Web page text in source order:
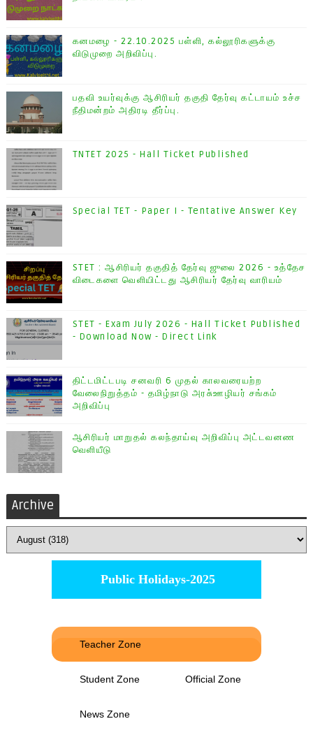
கனமழை - 22.10.2025 பள்ளி, கல்லூரிகளுக்கு
விடுமுறை அறிவிப்பு.
பதவி உயர்வுக்கு ஆசிரியர் தகுதி தேர்வு கட்டாயம் உச்ச
நீதிமன்றம் அதிரடி தீர்ப்பு.
TNTET 2025 - Hall Ticket Published
Special TET - Paper I - Tentative Answer Key
STET : ஆசிரியர் தகுதித் தேர்வு ஜுலை 2026 - உத்தேச
விடைகளை வெளியிட்டது ஆசிரியர் தேர்வு வாரியம்
STET - Exam July 2026 - Hall Ticket Published
- Download Now - Direct Link
திட்டமிட்டபடி சனவரி 6 முதல் காலவரையற்ற
வேலைநிறுத்தம் - தமிழ்நாடு அரசு்ஊழியர் சங்கம்
அறிவிப்பு
ஆசிரியர் மாறுதல் கலந்தாய்வு அறிவிப்பு அட்டவனண
வெளியீடு
Archive
Public Holidays-2025
Teacher Zone
Student Zone Official Zone
News Zone